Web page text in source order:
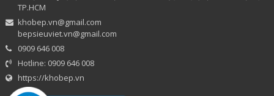
TP.HCM
khobep.vn@gmail.com
bepsieuviet.vn@gmail.com
0909 646 008
Hotline: 0909 646 008
https://khobep.vn